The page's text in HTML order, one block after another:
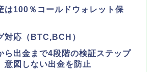
は100％コールドウォレット保
対応（BTC,BCH）
ら出金まで4段階の検証ステップ
意図しない出金を防止